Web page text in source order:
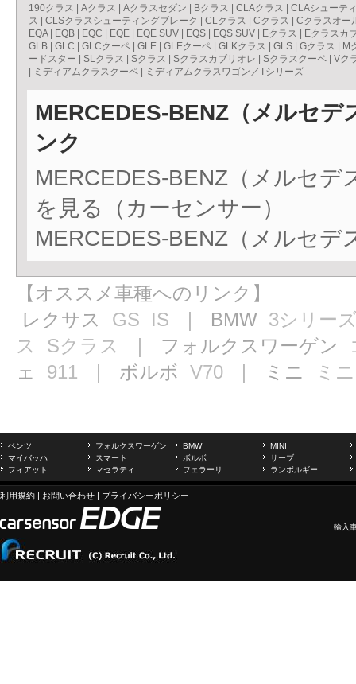
190クラス Aクラス Aクラスセダン Bクラス CLAクラス
CLAシューテ
ス
CLSクラスシューティングブレーク CLクラス Cクラス
Cクラスオー
EQA| EQB EQC EQE EQE SUV EQS EQS SUV Eクラス
Eクラスカ
GLB
GLC GLCクーペ GLE GLEクーペ GLKクラス GLS Gクラス
M
ードスター
SLクラス Sクラス Sクラスカブリオレ Sクラスクーペ
Vク
ミディアムクラスクーペ ミディアムクラスワゴン／Tシリーズ
MERCEDES-BENZ（メルセ
ンク
MERCEDES-BENZ（メルセ
を見る（カーセンサー）
MERCEDES-BENZ（メルセ
【オススメ車種へのリンク】
レクサス GS IS ｜ BMW 3シリー
ス
Sクラス ｜ フォルクスワーゲン
ェ 911 ｜ ボルボ V70 ｜ ミニ ミニ
ベンツ フォルクスワーゲン BMW
MINI
マイバッハ
スマート ボルボ
サーブ
フィアット
マセラティ フェラーリ ランボルギーニ
利用規約 | お問い合わせ | プライバシーポリシー
輸入